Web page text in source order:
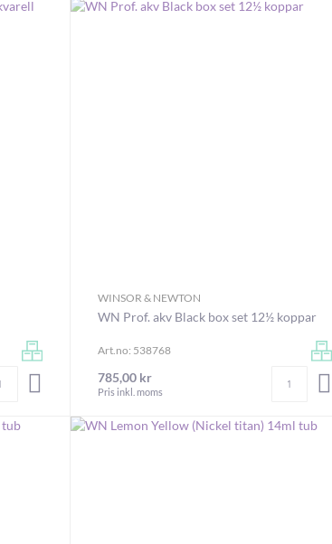
LÄGG I VARUKORGEN
WINSOR & NEWTON
WN Prof. akv Black box set 12½ koppar
Art.no: 538768
785,00 kr
Pris inkl. moms